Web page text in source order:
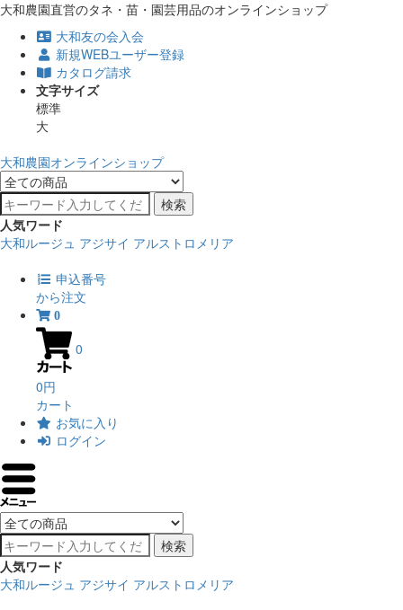
大和農園直営のタネ・苗・園芸用品のオンラインショップ
大和友の会入会
新規WEBユーザー登録
カタログ請求
文字サイズ
標準
大
大和農園オンラインショップ
検索
人気ワード
大和ルージュ アジサイ アルストロメリア
申込番号
から注文
0
0
0円
カート
お気に入り
ログイン
検索
人気ワード
大和ルージュ アジサイ アルストロメリア